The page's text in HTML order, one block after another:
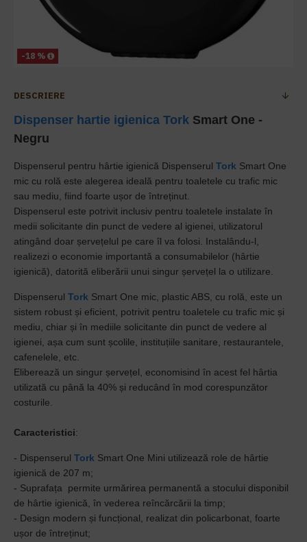
-18 %
DESCRIERE
Dispenser hartie igienica Tork Smart One -
Negru
Dispenserul pentru hârtie igienică Dispenserul Tork Smart One
mic cu rolă este alegerea ideală pentru toaletele cu trafic mic
sau mediu, fiind foarte ușor de întreținut.
Dispenserul este potrivit inclusiv pentru toaletele instalate în
medii solicitante din punct de vedere al igienei, utilizatorul
atingând doar șervețelul pe care îl va folosi. Instalându-l,
realizezi o economie importantă a consumabilelor (hârtie
igienică), datorită eliberării unui singur șervețel la o utilizare.
Dispenserul Tork Smart One mic, plastic ABS, cu rolă, este un
sistem robust și eficient, potrivit pentru toaletele cu trafic mic și
mediu, chiar și în mediile solicitante din punct de vedere al
igienei, așa cum sunt școlile, instituțiile sanitare, restaurantele,
cafenelele, etc.
Eliberează un singur șervețel, economisind în acest fel hârtia
utilizată cu până la 40% și reducând în mod corespunzător
costurile.
Caracteristici:
- Dispenserul Tork Smart One Mini utilizează role de hârtie
igienică de 207 m;
- Suprafața permite urmărirea permanentă a stocului disponibil
de hârtie igienică, în vederea reîncărcării la timp;
- Design modern și funcțional, realizat din policarbonat, foarte
ușor de întreținut;